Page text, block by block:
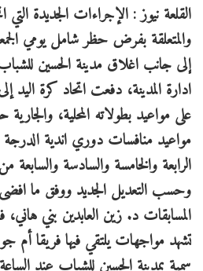
القلعة نيوز : الإجراءات الجديدة التي
والمتعلقة بفرض حظر شامل يومي
إلى جانب اغلاق مدينة الحسين
ادارة المدينة، دفعت اتحاد كرة اليد
على مواعيد بطولاته المحلية،
مواعيد منافسات دوري اندية الدرجة
الرابعة والخامسة والسادسة
وحسب التعديل الجديد ووفق ما
المسابقات د. زين العابدين بني هاني،
تشهد مواجهات يلتقي فيها فريقا أم